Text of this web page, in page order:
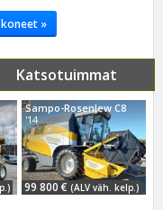
»
Katsotuimmat
Sampo-Rosenlew C8
'14
99 800 € (ALV väh. kelp.)